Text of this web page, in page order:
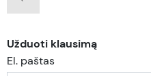
Užduoti klausimą
El. paštas